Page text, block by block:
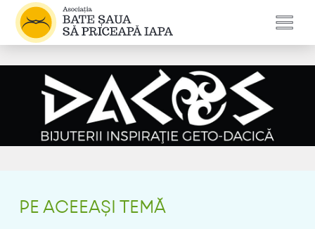
PE ACEEAȘI TEMĂ